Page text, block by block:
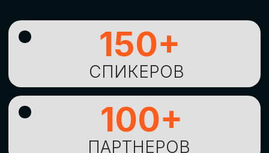
ИЗУЧЕНИЯНОВЫХ
ТЕХНОЛОГИЙИ
СТРАТЕГИЧЕСКИХ
ПОДХОДОВ К ЦИФРОВОЙ
ТРАНСФОРМАЦИИ
БИЗНЕСА